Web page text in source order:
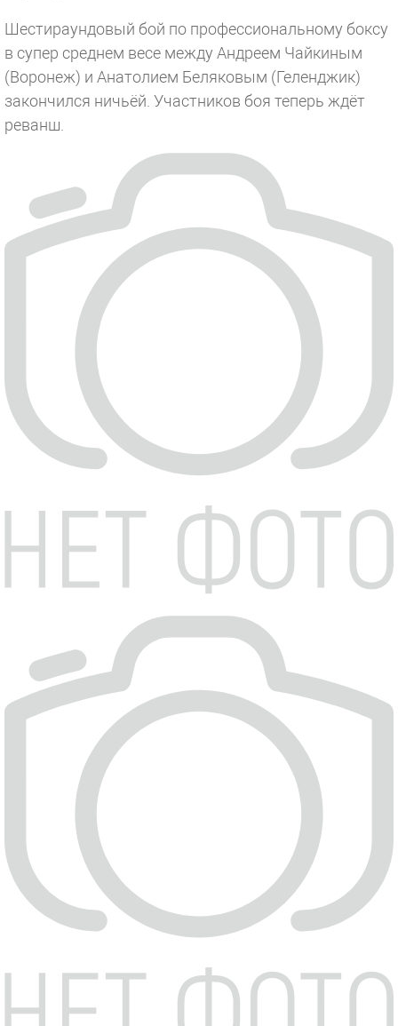
Шестираундовый бой по профессиональному боксу
в супер среднем весе между Андреем Чайкиным
(Воронеж) и Анатолием Беляковым (Геленджик)
закончился ничьёй. Участников боя теперь ждёт
реванш.